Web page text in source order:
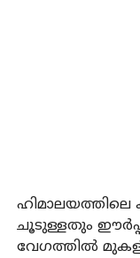
ചൂടുള്ളതും
വേഗത്തിൽ